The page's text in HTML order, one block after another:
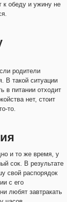
к обеду и ужину не
родители
В такой ситуации
в питании отходит
нет, стоит
то.
и то же время, у
сок. В результате
свой распорядок
с его
любят завтракать